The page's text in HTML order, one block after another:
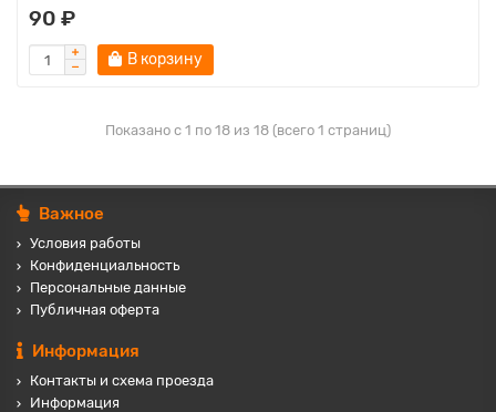
90 ₽
В корзину
Показано с 1 по 18 из 18 (всего 1 страниц)
Важное
Условия работы
Конфиденциальность
Персональные данные
Публичная оферта
Информация
Контакты и схема проезда
Информация